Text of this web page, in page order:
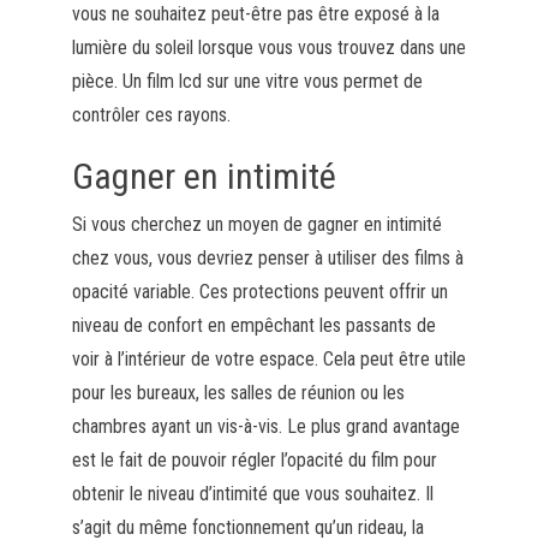
vous ne souhaitez peut-être pas être exposé à la
lumière du soleil lorsque vous vous trouvez dans une
pièce. Un film lcd sur une vitre vous permet de
contrôler ces rayons.
Gagner en intimité
Si vous cherchez un moyen de gagner en intimité
chez vous, vous devriez penser à utiliser des films à
opacité variable. Ces protections peuvent offrir un
niveau de confort en empêchant les passants de
voir à l’intérieur de votre espace. Cela peut être utile
pour les bureaux, les salles de réunion ou les
chambres ayant un vis-à-vis. Le plus grand avantage
est le fait de pouvoir régler l’opacité du film pour
obtenir le niveau d’intimité que vous souhaitez. Il
s’agit du même fonctionnement qu’un rideau, la